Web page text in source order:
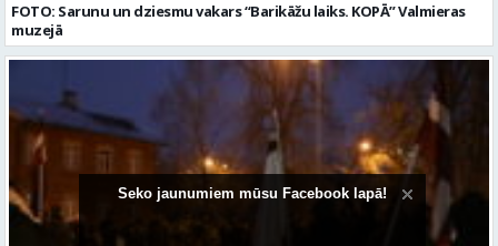
FOTO: Sarunu un dziesmu vakars “Barikāžu laiks. KOPĀ” Valmieras
muzejā
Seko jaunumiem mūsu Facebook lapā!